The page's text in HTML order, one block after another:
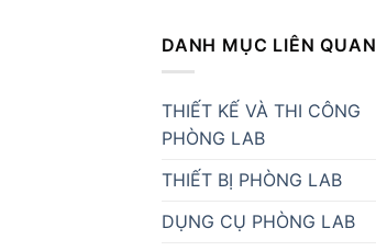
DANH MỤC LIÊN QUAN
THIẾT KẾ VÀ THI CÔNG
PHÒNG LAB
THIẾT BỊ PHÒNG LAB
DỤNG CỤ PHÒNG LAB